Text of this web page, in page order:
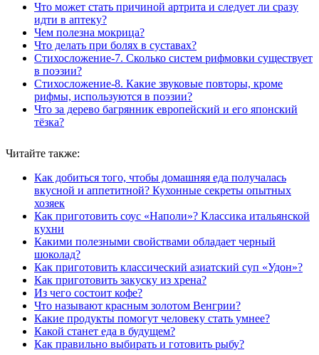
Что может стать причиной артрита и следует ли сразу
идти в аптеку?
Чем полезна мокрица?
Что делать при болях в суставах?
Стихосложение-7. Сколько систем рифмовки существует
в поэзии?
Стихосложение-8. Какие звуковые повторы, кроме
рифмы, используются в поэзии?
Что за дерево багрянник европейский и его японский
тёзка?
Читайте также:
Как добиться того, чтобы домашняя еда получалась
вкусной и аппетитной? Кухонные секреты опытных
хозяек
Как приготовить соус «Наполи»? Классика итальянской
кухни
Какими полезными свойствами обладает черный
шоколад?
Как приготовить классический азиатский суп «Удон»?
Как приготовить закуску из хрена?
Из чего состоит кофе?
Что называют красным золотом Венгрии?
Какие продукты помогут человеку стать умнее?
Какой станет еда в будущем?
Как правильно выбирать и готовить рыбу?